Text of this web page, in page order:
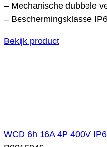
– Mechanische dubbele
– Beschermingsklasse
Bekijk product
WCD 6h 16A 4P 400V